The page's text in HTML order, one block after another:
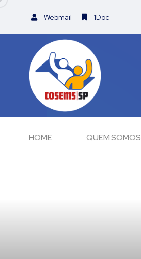
Webmail 1Doc
HOME QUEM SOMOS